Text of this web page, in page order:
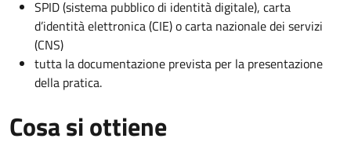
SPID (sistema pubblico di identità digitale), carta
d’identità elettronica (CIE) o carta nazionale dei servizi
(CNS)
tutta la documentazione prevista per la presentazione
della pratica.
Cosa si ottiene